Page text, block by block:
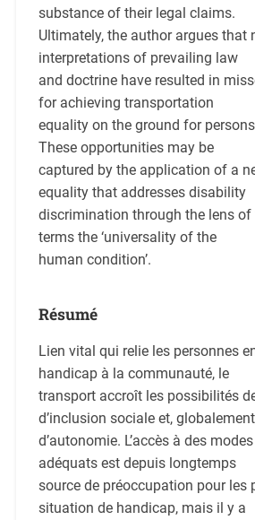
substance of their legal claims.
Ultimately, the author argues that
interpretations of prevailing law
and doctrine have resulted in
for achieving transportation
equality on the ground for
These opportunities may be
captured by the application of a
equality that addresses disability
discrimination through the lens
terms the ‘universality of the
human condition’.
Résumé
Lien vital qui relie les personnes
handicap à la communauté, le
transport accroît les possibilités
d’inclusion sociale et,
d’autonomie. L’accès à des
adéquats est depuis longtemps
source de préoccupation pour les
situation de handicap, mais il y a